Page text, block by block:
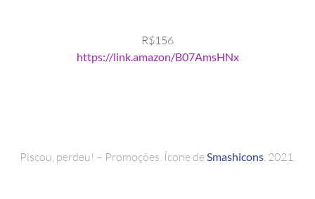
R$156
https://link.amazon/B07AmsHNx
Piscou, perdeu! – Promoções. Ícone de Smashicons . 2021.